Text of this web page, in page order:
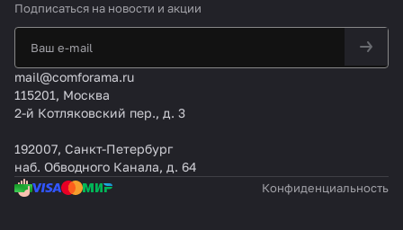
Подписаться на новости и акции
mail@comforama.ru
115201, Москва
2-й Котляковский пер., д. 3
192007, Санкт-Петербург
наб. Обводного Канала, д. 64
Конфиденциальность